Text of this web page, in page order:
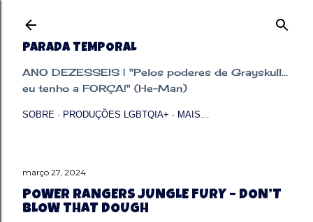
PARADA TEMPORAL
ANO DEZESSEIS | "Pelos poderes de Grayskull...
eu tenho a FORÇA!" (He-Man)
SOBRE PRODUÇÕES LGBTQIA+ MAIS…
março 27, 2024
POWER RANGERS JUNGLE FURY – DON’T
BLOW THAT DOUGH